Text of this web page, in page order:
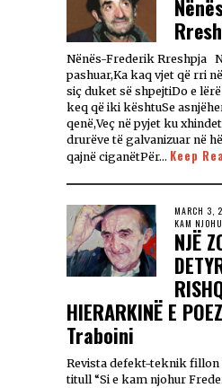
Nënës-Frederik Rreshpja
pashuar,Ka kaq vjet që rri
siç duket së shpejtiDo e
keq që iki kështuSe
qenë,Veç në pyjet ku
drurëve të galvanizuar në
qajnë ciganëtPër… Keep
MARCH 3,
KAM
NJË
HIERARKINË E
Traboini
Revista defekt-teknik fillon
titull “Si e kam njohur